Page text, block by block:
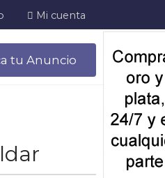
Mi cuenta
tu Anuncio